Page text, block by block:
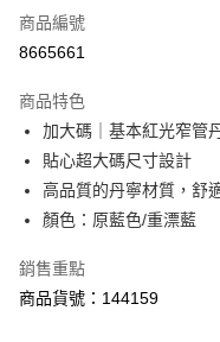
２．訂單成立數日內，您將收
３．收到繳費通知簡訊後14天
購買商品的店家。未經商家同
後付繳納相關費用。
※ 交易是否成功請以「
是否繳費成功／繳費後需取
客戶支援中心」https://
１．透過由恩沛科技股份有限
易，需依本服務之必要範圍內
權轉讓予恩沛科技股份有限公
免運費
免運費
付款後萊爾富取貨
免運費
7-11取貨付款
免運費
付款後7-11取貨
商品編號
8665661
商品特色
加大碼｜基本紅光窄管
貼心超大碼尺寸設計
高品質的丹寧材質，舒
顏色：原藍色/重漂藍
銷售重點
商品貨號：144159